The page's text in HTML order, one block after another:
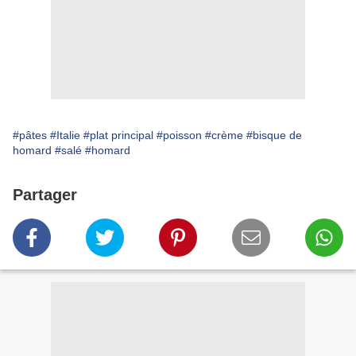
#pâtes #Italie #plat principal #poisson #crème #bisque de
homard #salé #homard
Partager